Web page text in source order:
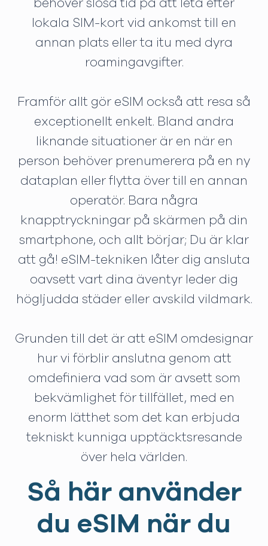
behöver slösa tid på att leta efter
lokala SIM-kort vid ankomst till en
annan plats eller ta itu med dyra
roamingavgifter.
Framför allt gör eSIM också att resa så
exceptionellt enkelt. Bland andra
liknande situationer är en när en
person behöver prenumerera på en ny
dataplan eller flytta över till en annan
operatör. Bara några
knapptryckningar på skärmen på din
smartphone, och allt börjar; Du är klar
att gå! eSIM-tekniken låter dig ansluta
oavsett vart dina äventyr leder dig
högljudda städer eller avskild vildmark.
Grunden till det är att eSIM omdesignar
hur vi förblir anslutna genom att
omdefiniera vad som är avsett som
bekvämlighet för tillfället, med en
enorm lätthet som det kan erbjuda
tekniskt kunniga upptäcktsresande
över hela världen.
Så här använder
du eSIM när du